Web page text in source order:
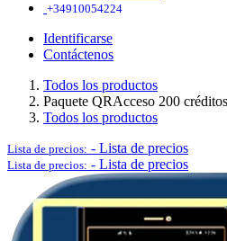
+34910054224
Identificarse
Contáctenos
Todos los productos
Paquete QRAcceso 200
Todos los productos
Lista de precios: - Lista de precios
Lista de precios: - Lista de precios